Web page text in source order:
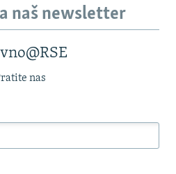
naš newsletter
nas